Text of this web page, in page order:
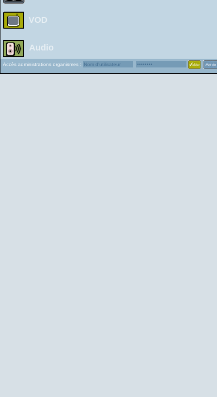
VOD
Audio
Accès administrations organismes :